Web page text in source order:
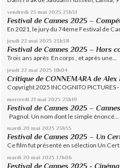
vendredi 23 mai 2025 23h31
Festival de Cannes 2025 –
En 2021, le jury du 74ème Festival de
jeudi 22 mai 2025 23h38
Festival de Cannes 2025 – Hors
Trois ans après En corps , et après une...
jeudi 22 mai 2025 11h04
Critique de CONNEMARA de Alex
Copyright 2025 INCOGNITO PICTURES
mercredi 21 mai 2025 23h19
Festival de Cannes 2025 –
Pagnol. Un nom dont le simple énoncé...
mardi 20 mai 2025 23h55
Festival de Cannes 2025 – Un
Ce film fut présenté en sélection Un
mardi 20 mai 2025 17h06
Festival de Cannes 2025 -